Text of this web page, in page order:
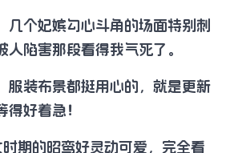
几个妃嫔勾心斗角的场面特别刺
人陷害那段看得我气死了。
服装布景都挺用心的，就是更新
得好着急！
期的昭鸾好灵动可爱，完全看